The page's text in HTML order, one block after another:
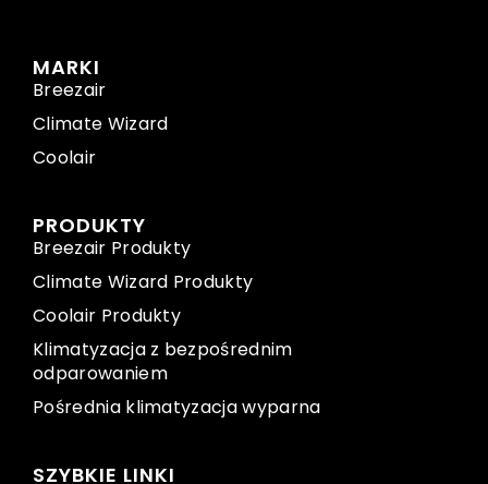
MARKI
Breezair
Climate Wizard
Coolair
PRODUKTY
Breezair Produkty
Climate Wizard Produkty
Coolair Produkty
Klimatyzacja z bezpośrednim
odparowaniem
Pośrednia klimatyzacja wyparna
SZYBKIE LINKI